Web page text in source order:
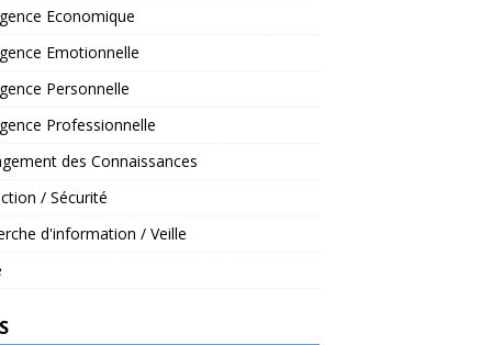
Economique
Emotionnelle
Personnelle
Professionnelle
des Connaissances
/ Sécurité
d'information / Veille